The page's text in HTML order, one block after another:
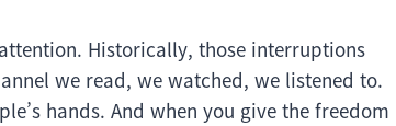
Historically, those interruptions
we read, we watched, we listened to.
hands. And when you give the freedom